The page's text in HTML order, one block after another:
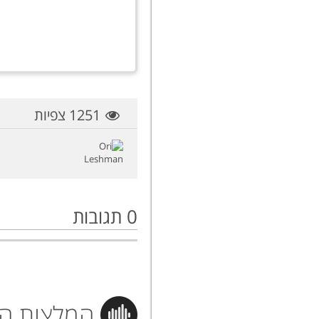
1251 צפיות
0 תגובות